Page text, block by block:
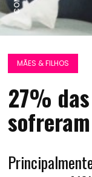
MÃES & FILHOS
27%